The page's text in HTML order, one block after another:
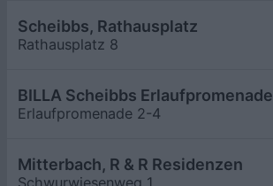
Scheibbs, Rathausplatz
Rathausplatz 8
BILLA Scheibbs Erlaufpromenade
Erlaufpromenade 2-4
Mitterbach, R & R Residenzen